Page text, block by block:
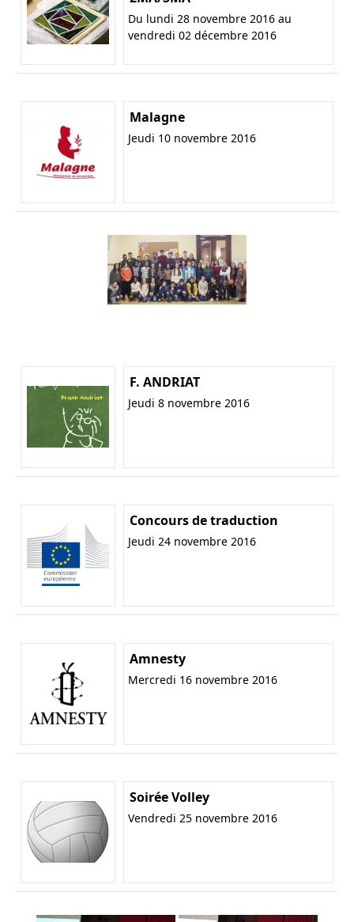
Du lundi 28 novembre 2016 au
vendredi 02 décembre 2016
Malagne
Jeudi 10 novembre 2016
F. ANDRIAT
Jeudi 8 novembre 2016
Concours de traduction
Jeudi 24 novembre 2016
Amnesty
Mercredi 16 novembre 2016
Soirée Volley
Vendredi 25 novembre 2016